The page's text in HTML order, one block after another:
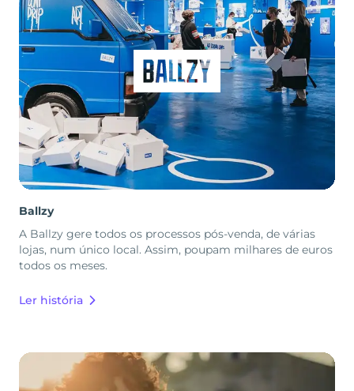
Ballzy
A Ballzy gere todos os processos pós-venda, de várias
lojas, num único local. Assim, poupam milhares de euros
todos os meses.
Ler história